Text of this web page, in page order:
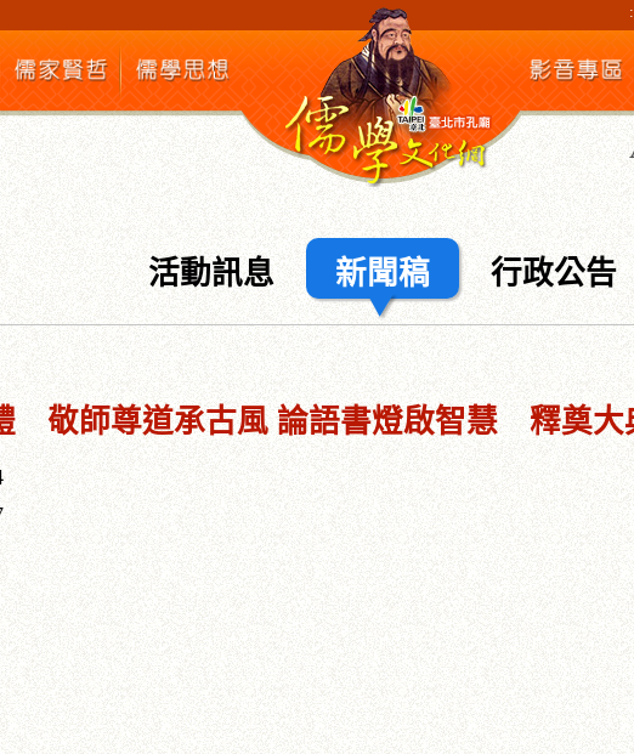
活動訊息 新聞稿 行政公告
敬師尊道承古風 論語書燈啟智慧 釋奠大